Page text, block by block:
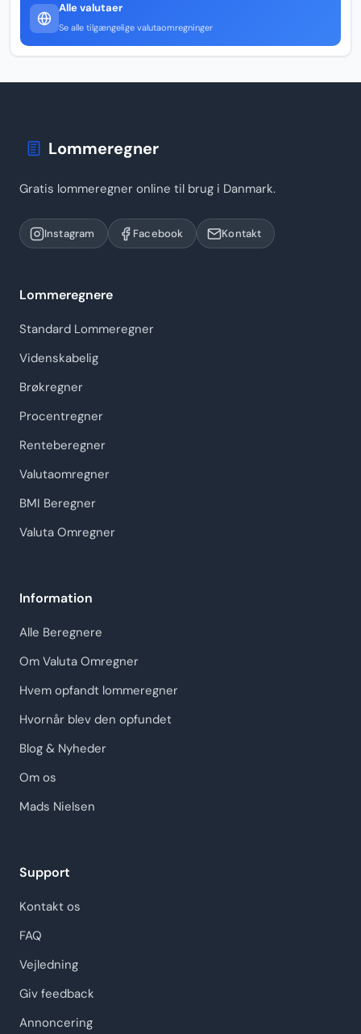
Alle valutaer
Se alle tilgængelige valutaomregninger
Lommeregner
Gratis lommeregner online til brug i Danmark.
Instagram Facebook Kontakt
Lommeregnere
Standard Lommeregner
Videnskabelig
Brøkregner
Procentregner
Renteberegner
Valutaomregner
BMI Beregner
Valuta Omregner
Information
Alle Beregnere
Om Valuta Omregner
Hvem opfandt lommeregner
Hvornår blev den opfundet
Blog & Nyheder
Om os
Mads Nielsen
Support
Kontakt os
FAQ
Vejledning
Giv feedback
Annoncering